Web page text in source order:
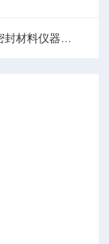
封材料仪器